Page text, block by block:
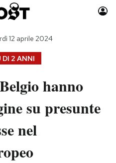
Auto
Moda
Consumismi
Storie/Idee
Media
DI 2 ANNI
12 aprile 2024
hanno
su presunte
nel